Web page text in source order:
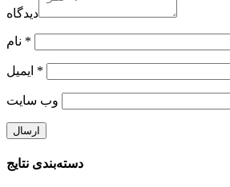
دیدگاه
*
*
وب‌ سایت
دسته‌بندی نتایج